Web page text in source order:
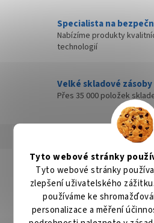
Tyto webové stránky
Tyto webové stránky
zlepšení uživatelského
používáme ke
personalizace a měření
Specialista na
Nabízíme produkty
technologií
Velké skladové zásoby
Přes 35 000 položek
Diskuze
Detailní popis produktu
Popis produktu není dostupný